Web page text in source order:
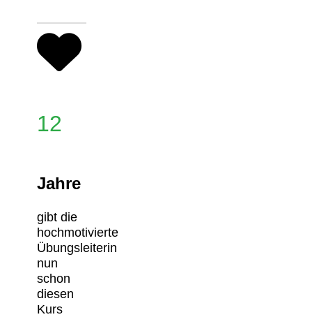
12
Jahre
gibt die
hochmotivierte
Übungsleiterin
nun
schon
diesen
Kurs